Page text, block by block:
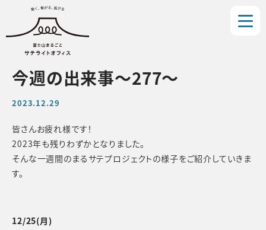
今週の出来事〜277〜
2023.12.29
皆さんお疲れ様です！
2023年も残りわずかとなりました。
そんな一週間のまるサテプロジェクトの様子をご紹介していきま
す。
12/25(月)